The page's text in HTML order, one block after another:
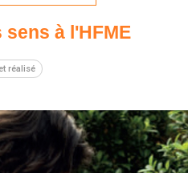
à l'HFME
réalisé